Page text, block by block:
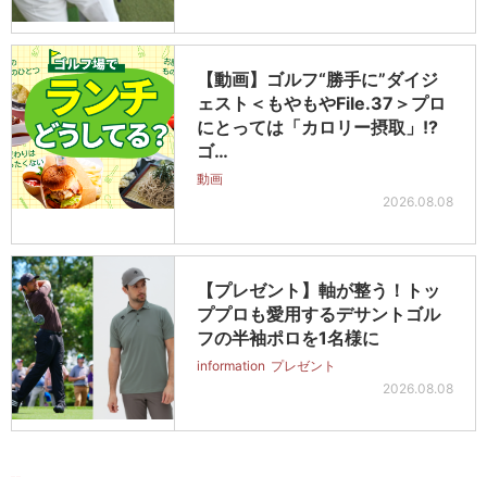
【動画】ゴルフ“勝手に”ダイジ
ェスト＜もやもやFile.37＞プロ
にとっては「カロリー摂取」!?
ゴ…
動画
2026.08.08
【プレゼント】軸が整う！トッ
ププロも愛用するデサントゴル
フの半袖ポロを1名様に
information プレゼント
2026.08.08